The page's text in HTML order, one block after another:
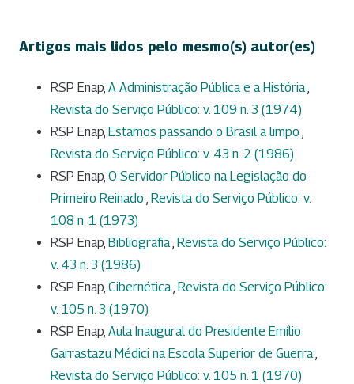
Artigos mais lidos pelo mesmo(s) autor(es)
RSP Enap, A Administração Pública e a História,
Revista do Serviço Público: v. 109 n. 3 (1974)
RSP Enap, Estamos passando o Brasil a limpo ,
Revista do Serviço Público: v. 43 n. 2 (1986)
RSP Enap, O Servidor Público na Legislação do
Primeiro Reinado , Revista do Serviço Público: v.
108 n. 1 (1973)
RSP Enap, Bibliografia, Revista do Serviço Público:
v. 43 n. 3 (1986)
RSP Enap, Cibernética, Revista do Serviço Público:
v. 105 n. 3 (1970)
RSP Enap, Aula Inaugural do Presidente Emílio
Garrastazu Médici na Escola Superior de Guerra,
Revista do Serviço Público: v. 105 n. 1 (1970)